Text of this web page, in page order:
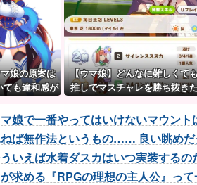
娘の原案は
も違和感が
【ウマ娘】どんなに難しくて
推しでマスチャレを勝ち抜き
マ娘で一番やってはいけないマウン
ねば無作法というもの…… 良い眺め
ういえば水着ダスカはいつ実装するの
求める『RPGの理想の主人公』っ